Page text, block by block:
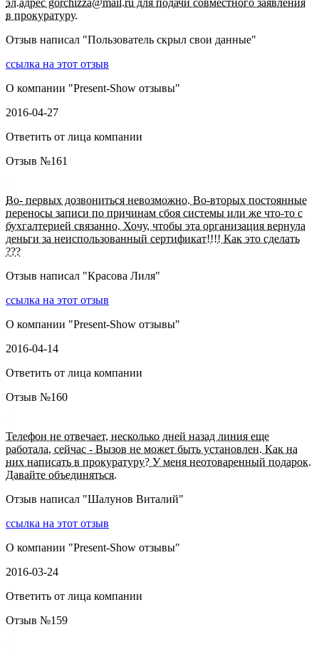
эл.адрес gorchizza@mail.ru для подачи совместного заявления
в прокуратуру.
Отзыв написал "Пользователь скрыл свои данные"
ссылка на этот отзыв
О компании "Present-Show отзывы"
2016-04-27
Ответить от лица компании
Отзыв №161
Во- первых дозвониться невозможно. Во-вторых постоянные
переносы записи по причинам сбоя системы или же что-то с
бухгалтерией связанно. Хочу, чтобы эта организация вернула
деньги за неиспользованный сертификат!!!! Как это сделать
???
Отзыв написал "Красова Лиля"
ссылка на этот отзыв
О компании "Present-Show отзывы"
2016-04-14
Ответить от лица компании
Отзыв №160
Телефон не отвечает, несколько дней назад линия еще
работала, сейчас - Вызов не может быть установлен. Как на
них написать в прокуратуру? У меня неотоваренный подарок.
Давайте объединяться.
Отзыв написал "Шалунов Виталий"
ссылка на этот отзыв
О компании "Present-Show отзывы"
2016-03-24
Ответить от лица компании
Отзыв №159